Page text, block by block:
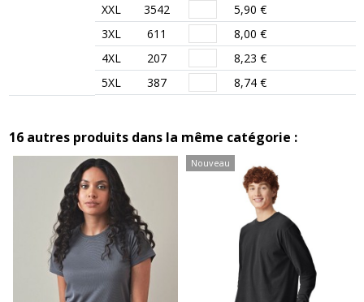
XXL
3542
5,90 €
3XL
611
8,00 €
4XL
207
8,23 €
5XL
387 8,74 €
16 autres produits dans la même catégorie :
Nouveau